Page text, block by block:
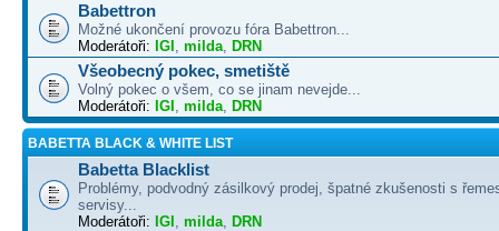
Babettron
Možné ukončení provozu fóra Babettron...
Moderátoři: IGI , milda, DRN
Všeobecný pokec, smetiště
Volný pokec o všem, co se jinam nevejde...
Moderátoři: IGI , milda, DRN
BABETTA BLACK & WHITE LIST
Babetta Blacklist
Problémy, podvodný zásilkový prodej, špatné zkušenosti s
servisy...
Moderátoři: IGI , milda, DRN